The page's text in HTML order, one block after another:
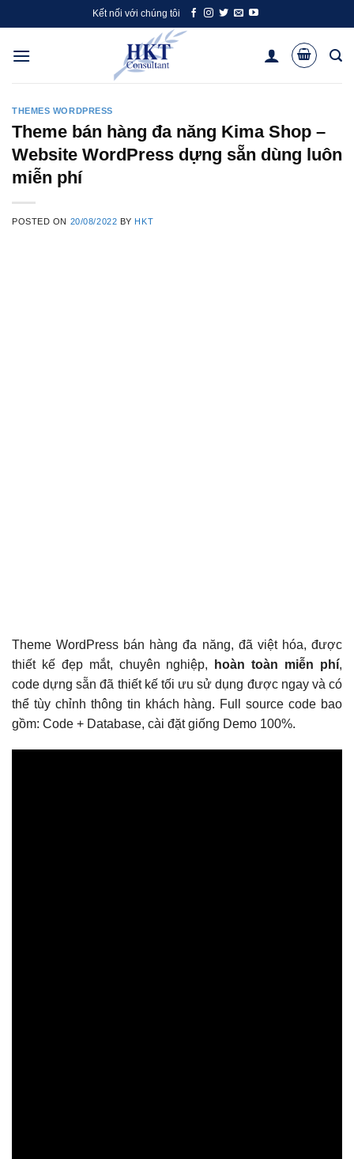
to
content
Kết nối với chúng tôi
THEMES WORDPRESS
Theme bán hàng đa năng Kima Shop –
Website WordPress dựng sẵn dùng luôn
miễn phí
POSTED ON 20/08/2022 BY HKT
Theme WordPress bán hàng đa năng, đã việt hóa, được
thiết kế đẹp mắt, chuyên nghiệp,
hoàn toàn miễn phí,
code dựng sẵn đã thiết kế tối ưu sử dụng được ngay và có
thể tùy chỉnh thông tin khách hàng. Full source code bao
gồm: Code + Database, cài đặt giống Demo 100%.